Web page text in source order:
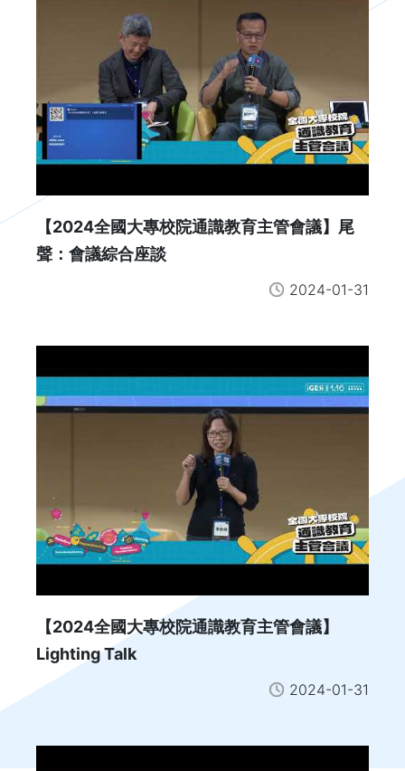
【2024全國大專校院通識教育主管會議】尾
聲：會議綜合座談
2024-01-31
【2024全國大專校院通識教育主管會議】
Lighting Talk
2024-01-31